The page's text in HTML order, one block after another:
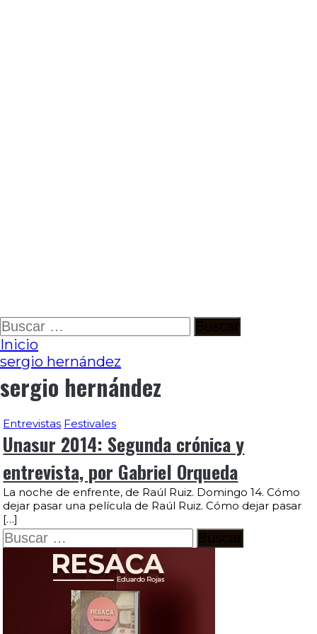
Ir
al
contenido
Buscar:
Inicio
sergio hernández
sergio hernández
Entrevistas Festivales
Unasur 2014: Segunda crónica y
entrevista, por Gabriel Orqueda
La noche de enfrente, de Raúl Ruiz. Domingo 14. Cómo
dejar pasar una película de Raúl Ruiz. Cómo dejar pasar
[…]
Buscar: